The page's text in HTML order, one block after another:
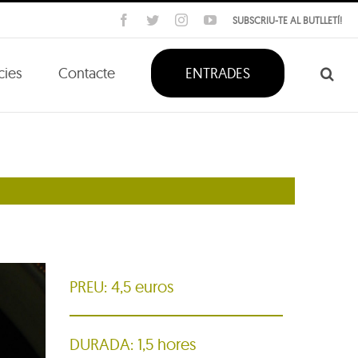
SUBSCRIU-TE AL BUTLLETÍ!
Facebook
TwitterInstagramYouTube
Contacte ENTRADES
PREU: 4,5 euros
DURADA: 1,5 hores